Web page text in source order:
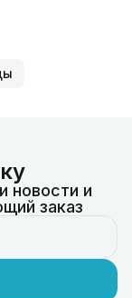
новости и
заказ